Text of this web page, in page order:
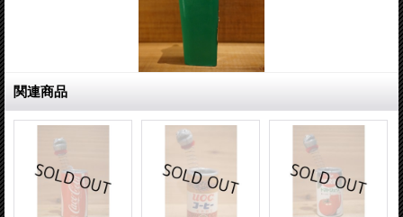
関連商品